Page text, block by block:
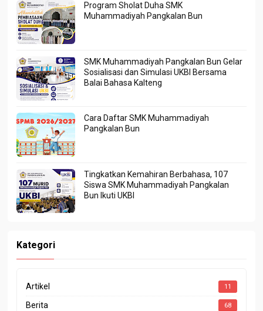
Program Sholat Duha SMK
Muhammadiyah Pangkalan Bun
SMK Muhammadiyah Pangkalan Bun Gelar
Sosialisasi dan Simulasi UKBI Bersama
Balai Bahasa Kalteng
Cara Daftar SMK Muhammadiyah
Pangkalan Bun
Tingkatkan Kemahiran Berbahasa, 107
Siswa SMK Muhammadiyah Pangkalan
Bun Ikuti UKBI
Kategori
Artikel 11
Berita 68